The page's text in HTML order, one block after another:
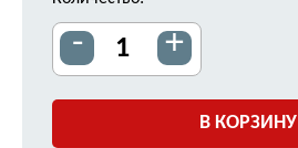
- +
В КОРЗИНУ